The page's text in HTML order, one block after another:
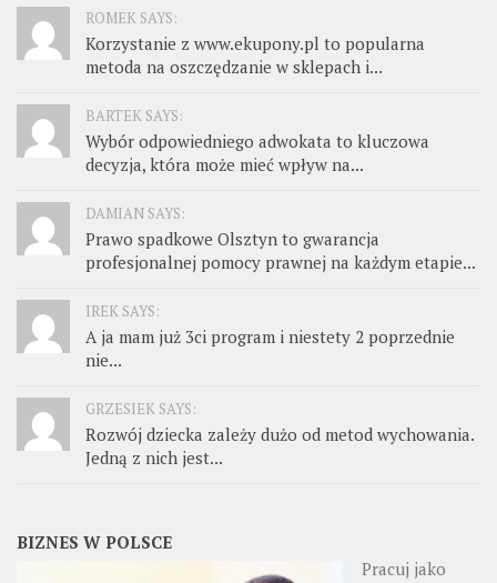
ROMEK SAYS:
Korzystanie z www.ekupony.pl to popularna
metoda na oszczędzanie w sklepach i...
BARTEK SAYS:
Wybór odpowiedniego adwokata to kluczowa
decyzja, która może mieć wpływ na...
DAMIAN SAYS:
Prawo spadkowe Olsztyn to gwarancja
profesjonalnej pomocy prawnej na każdym etapie...
IREK SAYS:
A ja mam już 3ci program i niestety 2 poprzednie
nie...
GRZESIEK SAYS:
Rozwój dziecka zależy dużo od metod wychowania.
Jedną z nich jest...
BIZNES W POLSCE
Pracuj jako